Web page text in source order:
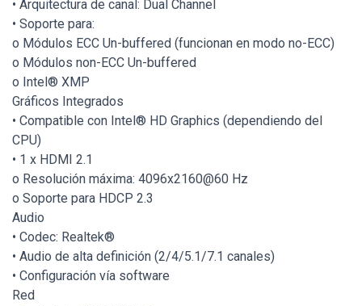
• Arquitectura de canal: Dual Channel
• Soporte para:
o Módulos ECC Un-buffered (funcionan en modo no-ECC)
o Módulos non-ECC Un-buffered
o Intel® XMP
Gráficos Integrados
• Compatible con Intel® HD Graphics (dependiendo del
CPU)
• 1 x HDMI 2.1
o Resolución máxima: 4096x2160@60 Hz
o Soporte para HDCP 2.3
Audio
• Codec: Realtek®
• Audio de alta definición (2/4/5.1/7.1 canales)
• Configuración vía software
Red